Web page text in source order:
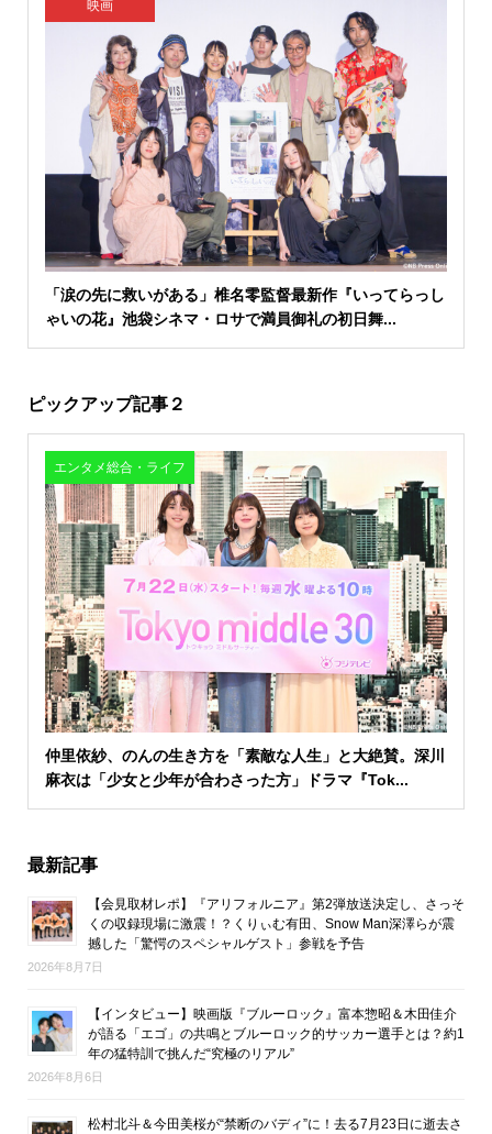
映画
「涙の先に救いがある」椎名零監督最新作『いってらっし
ゃいの花』池袋シネマ・ロサで満員御礼の初日舞...
ピックアップ記事２
エンタメ総合・ライフ
仲里依紗、のんの生き方を「素敵な人生」と大絶賛。深川
麻衣は「少女と少年が合わさった方」ドラマ『Tok...
最新記事
【会見取材レポ】『アリフォルニア』第2弾放送決定し、さっそ
くの収録現場に激震！？くりぃむ有田、Snow Man深澤らが震
撼した「驚愕のスペシャルゲスト」参戦を予告
2026年8月7日
【インタビュー】映画版『ブルーロック』富本惣昭＆木田佳介
が語る「エゴ」の共鳴とブルーロック的サッカー選手とは？約1
年の猛特訓で挑んだ“究極のリアル”
2026年8月6日
松村北斗＆今田美桜が“禁断のバディ”に！去る7月23日に逝去さ